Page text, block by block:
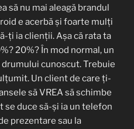
să nu mai aleagă brandul
e acerbă și foarte mulți
ți ia clienții. Așa că rata ta
20%? În mod normal, un
cunoscut. Trebuie
Un client de care ți-
să VREA să schimbe
se duce să-și ia un telefon
prezentare sau la